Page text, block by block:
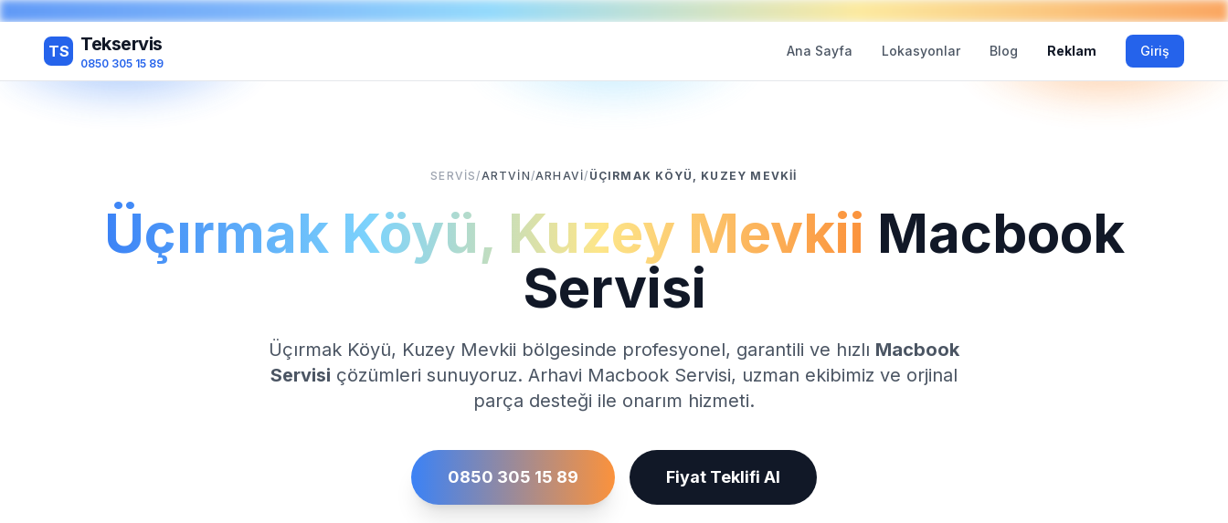
TS Tekservis
0850 305 15 89
Ana Sayfa Lokasyonlar Blog Reklam Giriş
SERVIS/ARTVIN/ARHAVI/ ÜÇIRMAK KÖYÜ, KUZEY MEVKII
Üçırmak Köyü, Kuzey Mevkii Macbook
Servisi
Üçırmak Köyü, Kuzey Mevkii bölgesinde profesyonel, garantili ve hızlı Macbook
Servisi çözümleri sunuyoruz. Arhavi Macbook Servisi, uzman ekibimiz ve orjinal
parça desteği ile onarım hizmeti.
0850 305 15 89 Fiyat Teklifi Al